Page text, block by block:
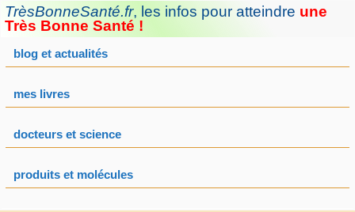
Aller
au
TrèsBonneSanté.fr, les infos pour atteindre une
Très Bonne Santé !
blog et actualités
mes livres
docteurs et science
produits et molécules